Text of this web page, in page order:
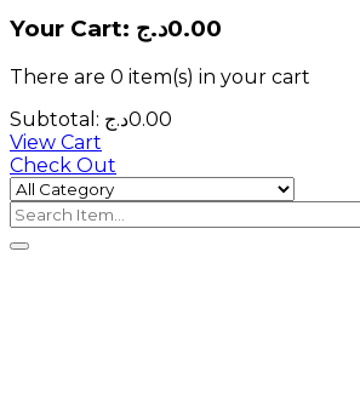
Your Cart: 0.00د.ج
There are 0 item(s) in your cart
Subtotal:
0.00د.ج
View Cart
Check Out